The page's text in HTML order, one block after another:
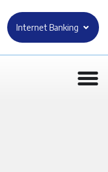
Internet Banking